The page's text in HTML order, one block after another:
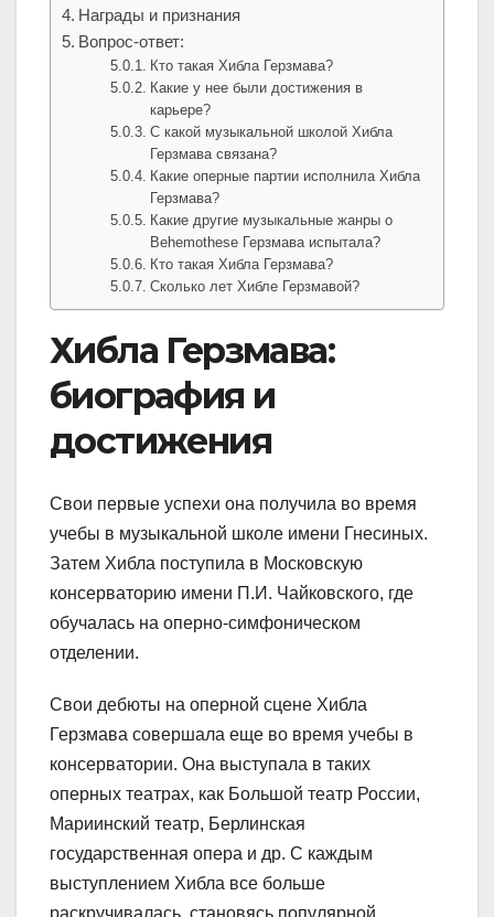
Награды и признания
Вопрос-ответ:
Кто такая Хибла Герзмава?
Какие у нее были достижения в
карьере?
С какой музыкальной школой Хибла
Герзмава связана?
Какие оперные партии исполнила Хибла
Герзмава?
Какие другие музыкальные жанры о
Behemothese Герзмава испытала?
Кто такая Хибла Герзмава?
Сколько лет Хибле Герзмавой?
Хибла Герзмава:
биография и
достижения
Свои первые успехи она получила во время
учебы в музыкальной школе имени Гнесиных.
Затем Хибла поступила в Московскую
консерваторию имени П.И. Чайковского, где
обучалась на оперно-симфоническом
отделении.
Свои дебюты на оперной сцене Хибла
Герзмава совершала еще во время учебы в
консерватории. Она выступала в таких
оперных театрах, как Большой театр России,
Мариинский театр, Берлинская
государственная опера и др. С каждым
выступлением Хибла все больше
раскручивалась, становясь популярной